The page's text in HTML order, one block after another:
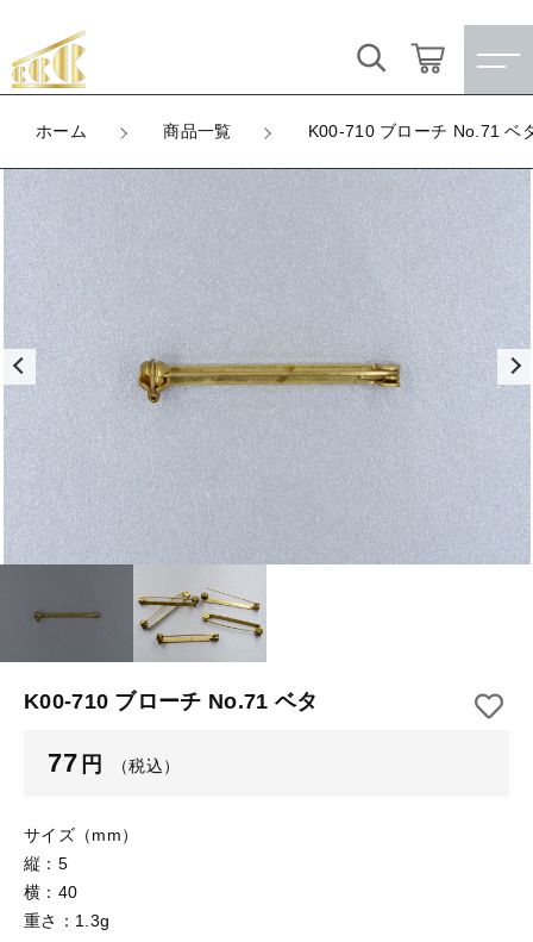
ホーム 商品一覧 K00-710 ブローチ No.71 ベ
K00-710 ブローチ No.71 ベタ
77 円 （税込）
サイズ（mm）
縦：5
横：40
重さ：1.3g
カートに商品を追加しました
LOT
数量
（税込）
ショッピングを続ける
カートを確認する
お気に入り
すべての商品
★訳ありアウトレット★
【メッキ付】 製品
【メッキ付】 ブローチ台
【はめこみパーツ】 銅板
【はめこみパーツ】 アルミ板
【はめこみパーツ】 アミ
【表金具】 皿・ミール皿
【表金具】 浅皿
【表金具】 透かしパーツ
【表金具】 平板
【表金具】 プレート
すべて
★訳ありアウトレット★
【メッキ付】 製品
【メッキ付】 ブローチ台
【はめこみパーツ】 銅板
【はめこみパーツ】 アルミ板
【はめこみパーツ】 アミ
【表金具】 皿・ミール皿
【表金具】 浅皿
【表金具】 押皿・挽物
こだわり検索
親カテゴリ
子カテゴリ
価格帯
在庫あり セール